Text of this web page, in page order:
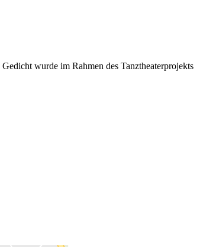
wurde im Rahmen des Tanztheaterprojekts